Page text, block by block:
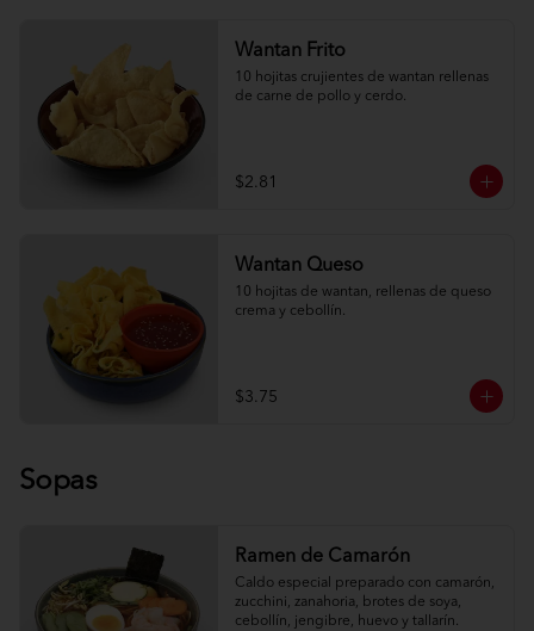
Wantan Frito
10 hojitas crujientes de wantan rellenas
de carne de pollo y cerdo.
$2.81
Wantan Queso
10 hojitas de wantan, rellenas de queso
crema y cebollín.
$3.75
Sopas
Ramen de Camarón
Caldo especial preparado con camarón,
zucchini, zanahoria, brotes de soya,
cebollín, jengibre, huevo y tallarín.